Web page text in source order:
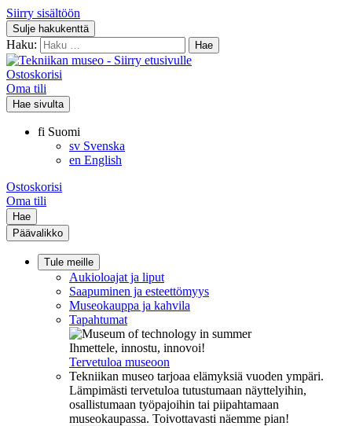
Siirry sisältöön
Sulje hakukenttä
Haku:
Ostoskorisi
Oma tili
Hae sivulta
fi Suomi
sv Svenska
en English
Ostoskorisi
Oma tili
Hae
Päävalikko
Tule meille
Aukioloajat ja liput
Saapuminen ja esteettömyys
Museokauppa ja kahvila
Tapahtumat
Ihmettele, innostu, innovoi!
Tervetuloa museoon
Tekniikan museo tarjoaa elämyksiä vuoden ympäri.
Lämpimästi tervetuloa tutustumaan näyttelyihin,
osallistumaan työpajoihin tai piipahtamaan
museokaupassa. Toivottavasti näemme pian!